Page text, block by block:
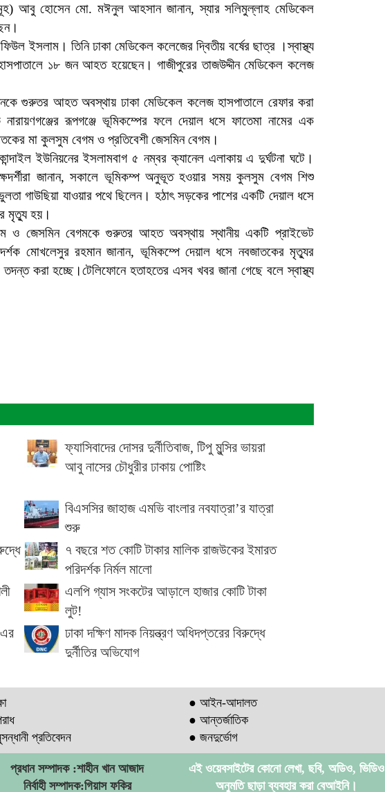
আবু হোসেন মো. মঈনুল আহসান জানান, স্যার সলিমুল্লাহ মেডিকেল
ইসলাম। তিনি ঢাকা মেডিকেল কলেজের দ্বিতীয় বর্ষের ছাত্র ।স্বাস্থ্য
১৮ জন আহত হয়েছেন। গাজীপুরের তাজউদ্দীন মেডিকেল কলেজ
গুরুতর আহত অবস্থায় ঢাকা মেডিকেল কলেজ হাসপাতালে রেফার করা
রূপগঞ্জে ভূমিকম্পের ফলে দেয়াল ধসে ফাতেমা নামের এক
মা কুলসুম বেগম ও প্রতিবেশী জেসমিন বেগম।
ইউনিয়নের ইসলামবাগ ৫ নম্বর ক্যানেল এলাকায় এ দুর্ঘটনা ঘটে।
জানান, সকালে ভূমিকম্প অনুভূত হওয়ার সময় কুলসুম বেগম শিশু
গাউছিয়া যাওয়ার পথে ছিলেন। হঠাৎ সড়কের পাশের একটি দেয়াল ধসে
মৃত্যু হয়।
ও জেসমিন বেগমকে গুরুতর আহত অবস্থায় স্থানীয় একটি প্রাইভেট
মোখলেসুর রহমান জানান, ভূমিকম্পে দেয়াল ধসে নবজাতকের মৃত্যুর
তদন্ত করা হচ্ছে।টেলিফোনে হতাহতের এসব খবর জানা গেছে বলে স্বাস্থ্য
ফ্যাসিবাদের দোসর দুর্নীতিবাজ, টিপু মুন্সির ভায়রা
আবু নাসের চৌধুরীর ঢাকায় পোষ্টিং
বিএসসির জাহাজ এমভি বাংলার নবযাত্রা’র যাত্রা
শুরু
৭ বছরে শত কোটি টাকার মালিক রাজউকের ইমারত
পরিদর্শক নির্মল মালো
এলপি গ্যাস সংকটের আড়ালে হাজার কোটি টাকা
লুট!
ঢাকা দক্ষিণ মাদক নিয়ন্ত্রণ অধিদপ্তরের বিরুদ্ধে
দুর্নীতির অভিযোগ
প্রতিবেদন
● আইন-আদালত
● আন্তর্জাতিক
● জনদুর্ভোগ
প্রধান সম্পাদক :শাহীন খান আজাদ
নির্বাহী সম্পাদক:গিয়াস ফকির
এই ওয়েবসাইটের কোনো লেখা, ছবি, অডিও, ভিডিও
অনুমতি ছাড়া ব্যবহার করা বেআইনি।